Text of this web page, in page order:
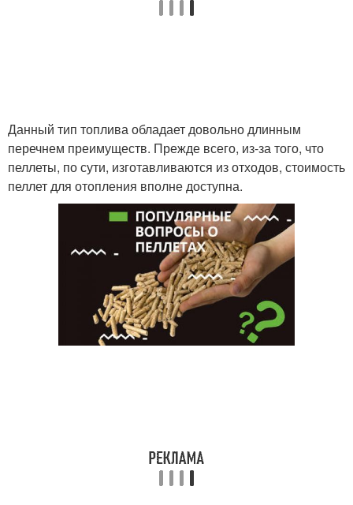
Данный тип топлива обладает довольно длинным
перечнем преимуществ. Прежде всего, из-за того, что
пеллеты, по сути, изготавливаются из отходов, стоимость
пеллет для отопления вполне доступна.